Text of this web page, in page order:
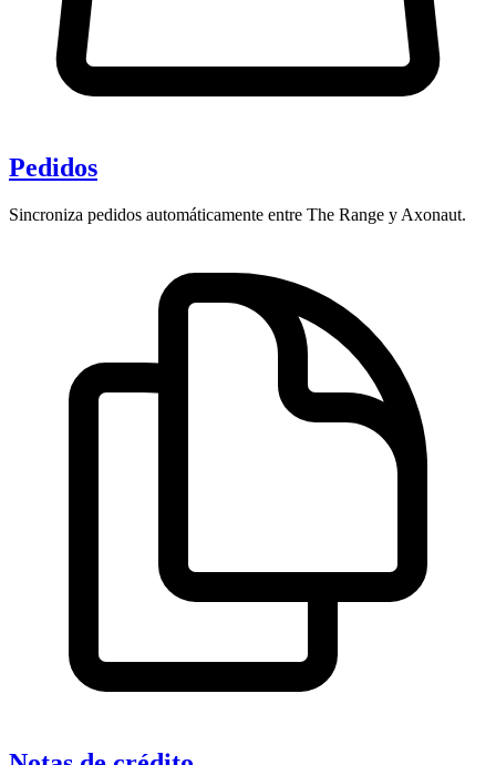
Pedidos
Sincroniza pedidos automáticamente entre The Range y Axonaut.